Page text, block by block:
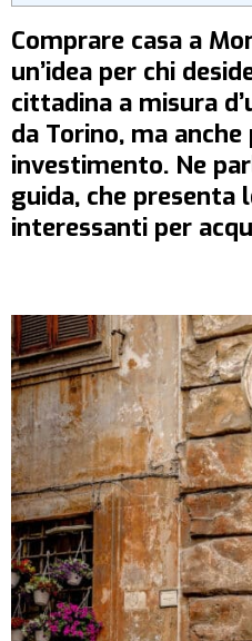
Comprare casa a
un’idea per chi
cittadina a misura
da Torino, ma
investimento. Ne
guida, che presenta
interessanti per